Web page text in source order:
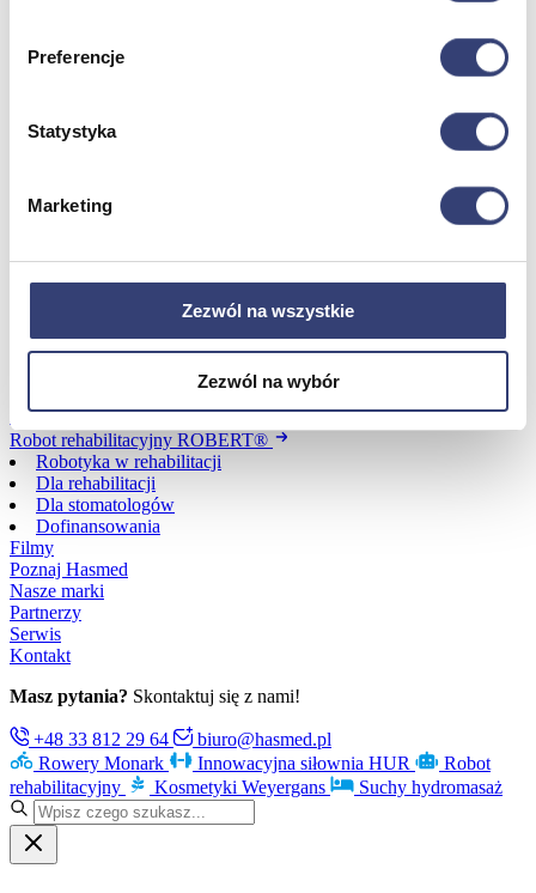
Preferencje
Statystyka
Marketing
Zezwól na wszystkie
Zezwól na wybór
Zobacz wszystko
Dofinansowania
Dofinansowania
Aquatizer Testowy
Robot rehabilitacyjny ROBERT®
Robotyka w rehabilitacji
Dla rehabilitacji
Dla stomatologów
Dofinansowania
Filmy
Poznaj Hasmed
Nasze marki
Partnerzy
Serwis
Kontakt
Masz pytania? Skontaktuj się z nami!
+48 33 812 29 64
biuro@hasmed.pl
Rowery Monark
Innowacyjna siłownia HUR
Robot
rehabilitacyjny
Kosmetyki Weyergans Suchy hydromasaż